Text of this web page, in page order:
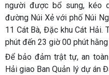
người được bổ sung, kéo
đường Núi Xẻ với phố Núi
11 Cát Bà, Đặc khu Cát
phút đến 23 giờ 00 phút hằng
Để bảo đảm trật tự, an
Hải giao Ban Quản lý dự án